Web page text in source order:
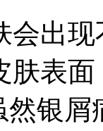
会出
肤表
然银